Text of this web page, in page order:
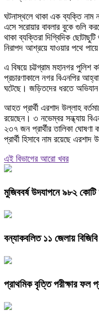
ঘটনাস্থলে থাকা এক ব্যক্তি নাম
এসে সরোয়ার বাবলার বুকে গুলি
থাকা ব্যক্তিরা দিগ্বিদিক
নিরাপদ আশ্রয়ে যাওয়ার পথে
এ বিষয়ে চট্টগ্রাম মহানগর পুলিশ
প্রচারণাকালে নগর বিএনপির
ঘটেছে। জড়িতদের ধরতে অভিযান
আহত প্রার্থী এরশাদ উল্লাহ
রয়েছেন। ৩ নভেম্বর সন্ধ্যায়
২৩৭ জন প্রার্থীর তালিকা
প্রার্থী হিসাবে নাম রয়েছে এরশাদ
এই বিভাগের আরো খবর
মুজিববর্ষ উদযাপনে ৯৮২
বন্যাকবলিত ১১ জেলায়
প্রাথমিক বৃত্তি পরীক্ষার ফল